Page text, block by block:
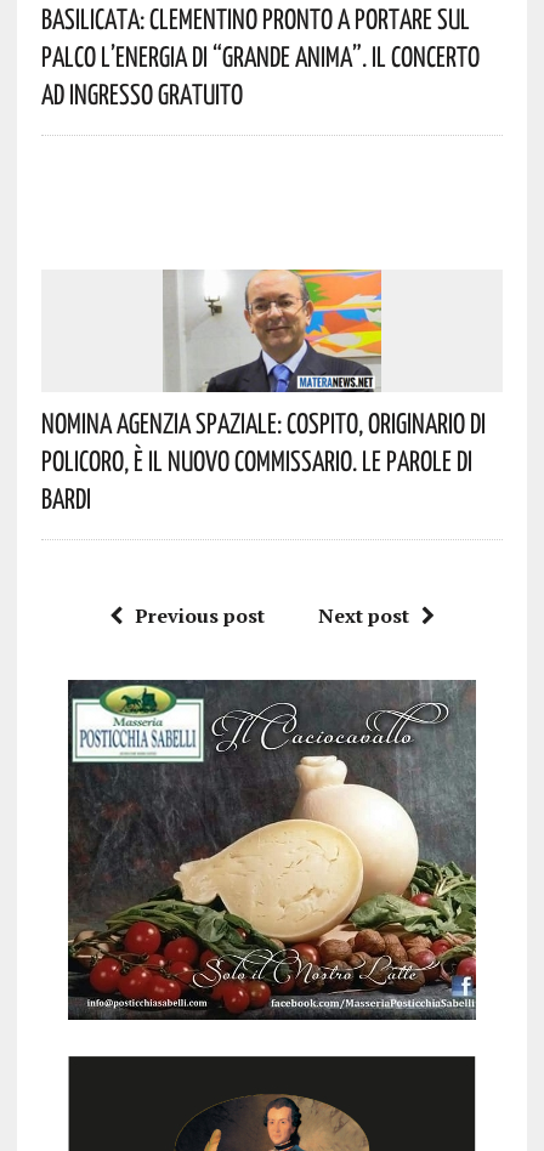
Basilicata: Clementino Pronto A Portare Sul
Palco L’energia Di “Grande Anima”. Il Concerto
Ad Ingresso Gratuito
Nomina Agenzia Spaziale: Cospito, Originario Di
Policoro, È Il Nuovo Commissario. Le Parole Di
Bardi
Previous post Next post